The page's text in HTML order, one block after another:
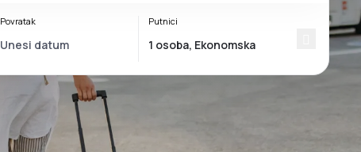
Povratak Putnici